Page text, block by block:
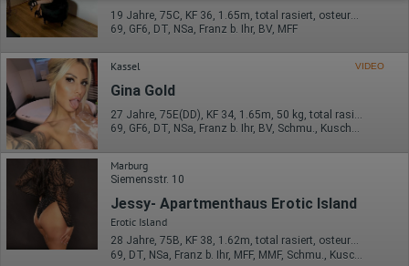
n/analyticsjs/cookie-usage?
hl=de#gtagjs_google_analytics_4_-_cookie_usage
Herausgeber:
Google Ireland Limited
Erhobene Daten:
Die erzeugten Informationen über die Benutzung unserer
Webseiten sowie die von dem Browser übermittelte IP-Adresse
werden übertragen und gespeichert. Dabei können aus den
verarbeiteten Daten pseudonyme Nutzungsprofile der Nutzer
erstellt werden. Diese Informationen wird Google gegebenenfalls
auch an Dritte übertragen, sofern dies gesetzlich
vorgeschrieben wird oder, soweit Dritte diese Daten im Auftrag
von Google verarbeiten. Die IP-Adresse der Nutzer wird von
Google innerhalb von Mitgliedstaaten der Europäischen Union
oder in anderen Vertragsstaaten des Abkommens über den
Europäischen Wirtschaftsraum gekürzt, dies bedeutet, dass alle
69, GF6, DT, NSa, Franz b. Ihr, BV, MFF
Kassel VIDEO
Gina Gold
27 Jahre, 75E(DD), KF 34, 1.65m, 50 kg, total rasiert, deutsch
69, GF6, DT, NSa, Franz b. Ihr, BV, Schmu., Kuscheln
Marburg
Siemensstr. 10
Jessy- Apartmenthaus Erotic Island
Erotic Island
28 Jahre, 75B, KF 38, 1.62m, total rasiert, osteuropäisch